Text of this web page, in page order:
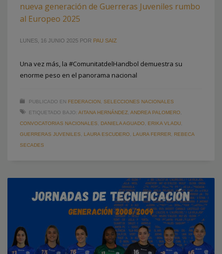
nueva generación de Guerreras Juveniles rumbo
al Europeo 2025
LUNES, 16 JUNIO 2025 POR PAU SAIZ
Una vez más, la #ComunitatdelHandbol demuestra su
enorme peso en el panorama nacional
PUBLICADO EN FEDERACION SELECCIONES NACIONALES
ETIQUETADO BAJO: AITANA HERNÁNDEZ ANDREA PALOMERO
CONVOCATORIAS NACIONALES
DANIELA AGUADO ERIKA VLADU
GUERRERAS JUVENILES
LAURA ESCUDERO LAURA FERRER
REBECA
SECADES